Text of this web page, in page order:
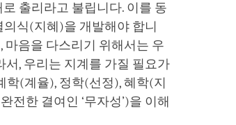
출리라고 불립니다. 이를 동
식(지혜)을 개발해야 합니
마음을 다스리기 위해서는 우
서, 우리는 지계를 가질 필요가
(계율), 정학(선정), 혜학(지
전한 결여인 ‘무자성’)을 이해